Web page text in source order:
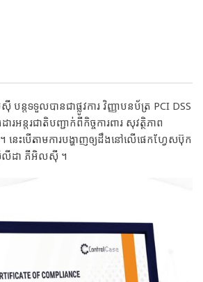
ន្តទទួលបានជាផ្លូវការ វិញ្ញាបនប័ត្រ PCI DSS
អន្តរជាតិបញ្ជាក់ពីកិច្ចការពារ សុវត្ថិភាព
េះបើតាមការបង្ហាញឲ្យដឹងនៅលើផេកហ្វែសប៊ុក
ស៊ីលីដា ភីអិលស៊ី ។